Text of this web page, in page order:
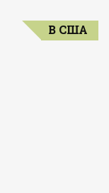
В США